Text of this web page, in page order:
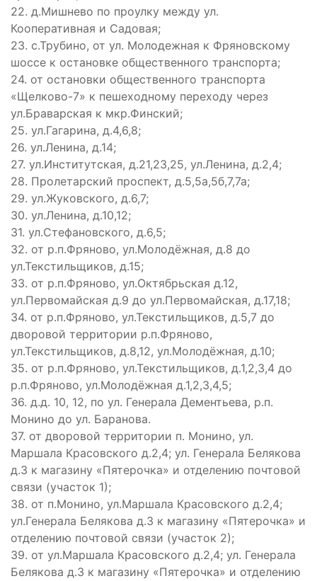
22. д.Мишнево по проулку между ул.
Кооперативная и Садовая;
23. с.Трубино, от ул. Молодежная к Фряновскому
шоссе к остановке общественного транспорта;
24. от остановки общественного транспорта
«Щелково-7» к пешеходному переходу через
ул.Браварская к мкр.Финский;
25. ул.Гагарина, д.4,6,8;
26. ул.Ленина, д.14;
27. ул.Институтская, д.21,23,25, ул.Ленина, д.2,4;
28. Пролетарский проспект, д.5,5а,5б,7,7а;
29. ул.Жуковского, д.6,7;
30. ул.Ленина, д.10,12;
31. ул.Стефановского, д.6,5;
32. от р.п.Фряново, ул.Молодёжная, д.8 до
ул.Текстильщиков, д.15;
33. от р.п.Фряново, ул.Октябрьская д.12,
ул.Первомайская д.9 до ул.Первомайская, д.17,18;
34. от р.п.Фряново, ул.Текстильщиков, д.5,7 до
дворовой территории р.п.Фряново,
ул.Текстильщиков, д.8,12, ул.Молодёжная, д.10;
35. от р.п.Фряново, ул.Текстильщиков, д.1,2,3,4 до
р.п.Фряново, ул.Молодёжная д.1,2,3,4,5;
36. д.д. 10, 12, по ул. Генерала Дементьева, р.п.
Монино до ул. Баранова.
37. от дворовой территории п. Монино, ул.
Маршала Красовского д.2,4; ул. Генерала Белякова
д.3 к магазину «Пятерочка» и отделению почтовой
связи (участок 1);
38. от п.Монино, ул.Маршала Красовского д.2,4;
ул.Генерала Белякова д.3 к магазину «Пятерочка» и
отделению почтовой связи (участок 2);
39. от ул.Маршала Красовского д.2,4; ул. Генерала
Белякова д.3 к магазину «Пятерочка» и отделению